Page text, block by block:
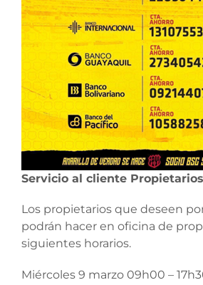
Servicio al cliente
Los propietarios que deseen
podrán hacer en oficina de
siguientes horarios.
Miércoles 9 marzo 09h00 –